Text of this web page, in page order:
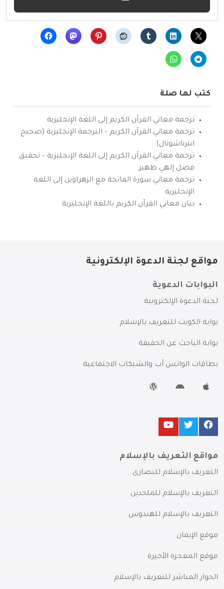
كتب لها صلة
ترجمة معاني القرآن الكريم إلى اللغة الإنجليزية
ترجمة معاني القرآن الكريم – الترجمة الإنجليزية (صحيح
انترناشونال)
ترجمة معاني القرآن الكريم إلى اللغة الإنجليزية – تحقيق
فضل إلهي ظهير
ترجمة معاني سورة الفاتحة مع الزهراوين إلى اللغة
الإنجليزية
بيان معاني القرآن الكريم باللغة الإنجليزية
مواقع لجنة الدعوة الإلكترونية
البوابات الدعوية
لجنة الدعوة الإلكترونية
بوابة الكويت للتعريف بالإسلام
بوابة الباحث عن الحقيقة
بطاقات الواتس آب والشبكات الاجتماعية
مواقع التعريف بالإسلام
التعريف بالإسلام للنصارى
التعريف بالإسلام للملحدين
التعريف بالإسلام للهندوس
موقع الإيمان
موقع المعجزة الأخيرة
الحوار المباشر للتعريف بالإسلام